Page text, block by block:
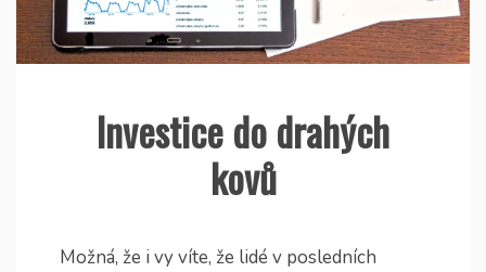
Investice do drahých
kovů
Možná, že i vy víte, že lidé v posledních